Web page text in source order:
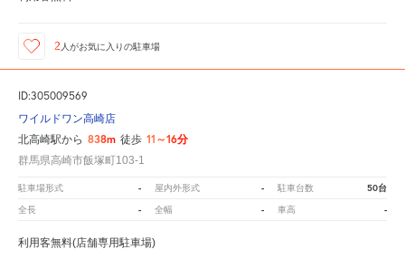
2 人がお気に入りの駐車場
ID:305009569
ワイルドワン高崎店
北高崎駅から 838m 徒歩 11～16分
群馬県高崎市飯塚町103-1
駐車場形式 - 屋内外形式 - 駐車台数 50台
全長 - 全幅 - 車高 -
利用客無料(店舗専用駐車場)